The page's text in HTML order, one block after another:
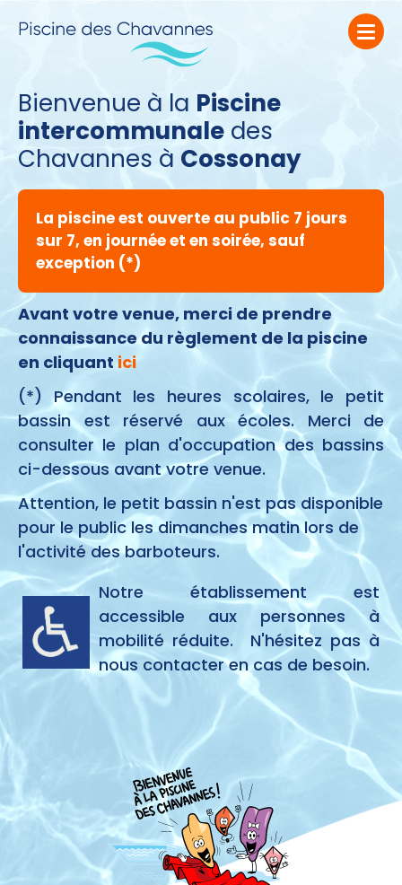
Bienvenue à la Piscine
intercommunale des
Chavannes à Cossonay
La piscine est ouverte au public 7 jours
sur 7, en journée et en soirée, sauf
exception (*)
Avant votre venue, merci de prendre
connaissance du règlement de la piscine
en cliquantici
(*) Pendant les heures scolaires, le petit
bassin est réservé aux écoles. Merci de
consulter le plan d'occupation des bassins
ci-dessous avant votre venue.
Attention, le petit bassin n'est pas disponible
pour le public les dimanches matin lors de
l'activité des barboteurs.
Notre établissement est
accessible aux personnes à
mobilité réduite. N'hésitez pas à
nous contacter en cas de besoin.